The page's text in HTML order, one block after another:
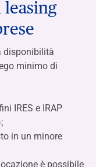
disponibilità
minimo di
IRES e IRAP
in un minore
è possibile